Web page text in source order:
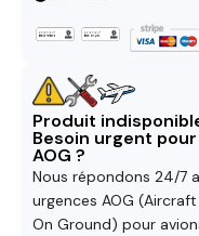
Produit
Besoin urgent pour
AOG ?
Nous répondons 24/7
urgences AOG (Aircraft
On Ground) pour